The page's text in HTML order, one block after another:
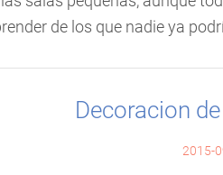
de los que nadie ya
Decoracion
2015-